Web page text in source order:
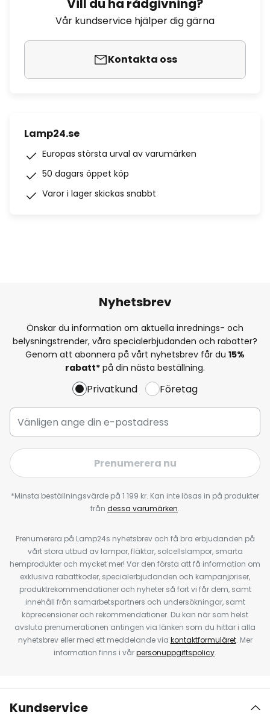
Vill du ha rådgivning?
Vår kundservice hjälper dig gärna
Kontakta oss
Lamp24.se
Europas största urval av varumärken
50 dagars öppet köp
Varor i lager skickas snabbt
Nyhetsbrev
Önskar du information om aktuella inrednings- och
belysningstrender, våra specialerbjudanden och rabatter?
Genom att abonnera på vårt nyhetsbrev får du 15%
rabatt* på din nästa beställning.
Privatkund Företag
Prenumerera nu
*Minsta beställningsvärde på 1 199 kr. Kan inte lösas in på produkter
från dessa varumärken.
Prenumerera på Lamp24s nyhetsbrev och få bra erbjudanden på
vårt stora utbud av lampor, fläktar, solcellslampor, smarta
hemprodukter och mycket mer! Var den första att få information om
exklusiva rabattkoder, specialerbjudanden och kampanjpriser,
produktrekommendationer och nyheter så fort vi får dem, samt
innehåll från samarbetspartners och undersökningar, samt
köprecensioner och rekommendationer. Du kan när som helst
avsluta prenumerationen antingen via länken som du hittar i alla
nyhetsbrev eller med ett meddelande via kontaktformuläret. Mer
information finns i vårpersonuppgiftspolicy.
Kundservice